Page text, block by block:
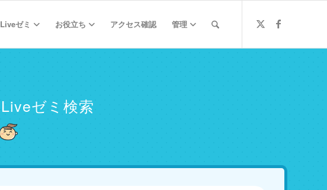
Liveゼミ お役立ち アクセス確認 管理
ゼミ検索